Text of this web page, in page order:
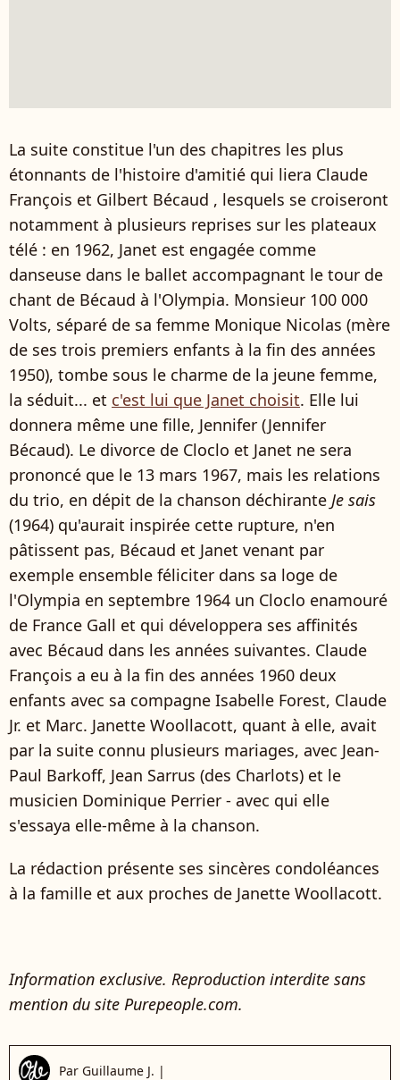
La suite constitue l'un des chapitres les plus
étonnants de l'histoire d'amitié qui liera Claude
François et Gilbert Bécaud , lesquels se croiseront
notamment à plusieurs reprises sur les plateaux
télé : en 1962, Janet est engagée comme
danseuse dans le ballet accompagnant le tour de
chant de Bécaud à l'Olympia. Monsieur 100 000
Volts, séparé de sa femme Monique Nicolas (mère
de ses trois premiers enfants à la fin des années
1950), tombe sous le charme de la jeune femme,
la séduit... et c'est lui que Janet choisit. Elle lui
donnera même une fille, Jennifer (Jennifer
Bécaud). Le divorce de Cloclo et Janet ne sera
prononcé que le 13 mars 1967, mais les relations
du trio, en dépit de la chanson déchirante Je sais
(1964) qu'aurait inspirée cette rupture, n'en
pâtissent pas, Bécaud et Janet venant par
exemple ensemble féliciter dans sa loge de
l'Olympia en septembre 1964 un Cloclo enamouré
de France Gall et qui développera ses affinités
avec Bécaud dans les années suivantes. Claude
François a eu à la fin des années 1960 deux
enfants avec sa compagne Isabelle Forest, Claude
Jr. et Marc. Janette Woollacott, quant à elle, avait
par la suite connu plusieurs mariages, avec Jean-
Paul Barkoff, Jean Sarrus (des Charlots) et le
musicien Dominique Perrier - avec qui elle
s'essaya elle-même à la chanson.
La rédaction présente ses sincères condoléances
à la famille et aux proches de Janette Woollacott.
Information exclusive. Reproduction interdite sans
mention du site Purepeople.com.
Par Guillaume J. |